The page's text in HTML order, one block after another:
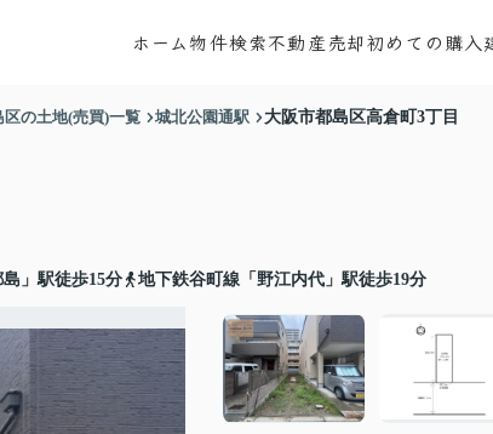
ホーム物件検索不動産売却初めての購入
区の土地(売買)一覧 城北公園通駅 大阪市都島区高倉町3丁目
」駅徒歩15分 地下鉄谷町線「野江内代」駅徒歩19分